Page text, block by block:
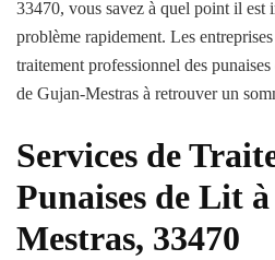
33470, vous savez à quel point il est
problème rapidement. Les
traitement professionnel des
de Gujan-Mestras à retrouver un
Services de
Punaises de Lit
Mestras, 33470